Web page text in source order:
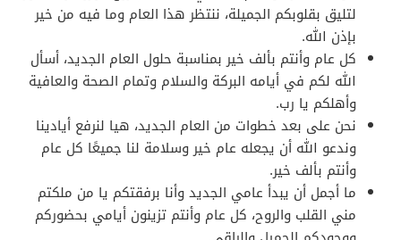
لتليق بقلوبكم الجميلة، ننتظر هذا العام وما فيه من خير
بإذن الله.
كل عام وأنتم بألف خير بمناسبة حلول العام الجديد، أسأل
الله لكم في أيامه البركة والسلام وتمام الصحة والعافية
وأهلكم يا رب.
نحن على بعد خطوات من العام الجديد، هيا لنرفع أيادينا
وندعو الله أن يجعله عام خير وسلامة لنا جميعًا كل عام
وأنتم بألف خير.
ما أجمل أن يبدأ عامي الجديد وأنا برفقتكم يا من ملكتم
مني القلب والروح، كل عام وأنتم تزينون أيامي بحضوركم